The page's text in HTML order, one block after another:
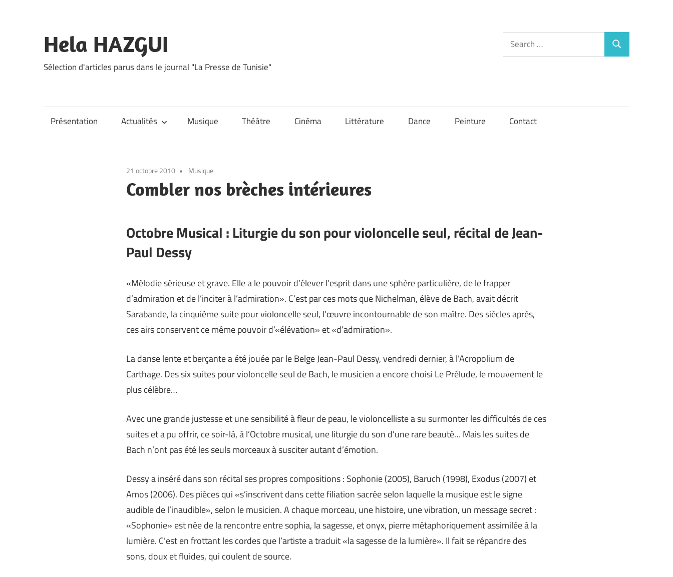
content
Hela HAZGUI
Sélection d'articles parus dans le journal "La Presse de Tunisie"
Search
for:
Search
Présentation Actualités Musique Théâtre Cinéma Littérature Dance Peinture Contact
21 octobre 2010 Musique
Combler nos brèches intérieures
Octobre Musical : Liturgie du son pour violoncelle seul, récital de Jean-
Paul Dessy
«Mélodie sérieuse et grave. Elle a le pouvoir d’élever l’esprit dans une sphère particulière, de le frapper
d’admiration et de l’inciter à l’admiration». C’est par ces mots que Nichelman, élève de Bach, avait décrit
Sarabande, la cinquième suite pour violoncelle seul, l’œuvre incontournable de son maître. Des siècles après,
ces airs conservent ce même pouvoir d’«élévation» et «d’admiration».
La danse lente et berçante a été jouée par le Belge Jean-Paul Dessy, vendredi dernier, à l’Acropolium de
Carthage. Des six suites pour violoncelle seul de Bach, le musicien a encore choisi Le Prélude, le mouvement le
plus célèbre…
Avec une grande justesse et une sensibilité à fleur de peau, le violoncelliste a su surmonter les difficultés de ces
suites et a pu offrir, ce soir-là, à l’Octobre musical, une liturgie du son d’une rare beauté… Mais les suites de
Bach n’ont pas été les seuls morceaux à susciter autant d’émotion.
Dessy a inséré dans son récital ses propres compositions : Sophonie (2005), Baruch (1998), Exodus (2007) et
Amos (2006). Des pièces qui «s’inscrivent dans cette filiation sacrée selon laquelle la musique est le signe
audible de l’inaudible», selon le musicien. A chaque morceau, une histoire, une vibration, un message secret :
«Sophonie» est née de la rencontre entre sophia, la sagesse, et onyx, pierre métaphoriquement assimilée à la
lumière. C’est en frottant les cordes que l’artiste a traduit «la sagesse de la lumière». Il fait se répandre des
sons, doux et fluides, qui coulent de source.